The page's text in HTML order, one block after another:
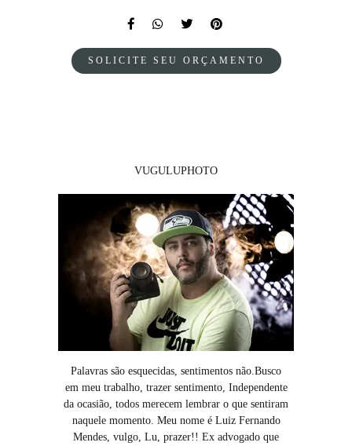
SOLICITE SEU ORÇAMENTO
VUGULUPHOTO
Palavras são esquecidas, sentimentos não.Busco
em meu trabalho, trazer sentimento, Independente
da ocasião, todos merecem lembrar o que sentiram
naquele momento. Meu nome é Luiz Fernando
Mendes, vulgo, Lu, prazer!! Ex advogado que